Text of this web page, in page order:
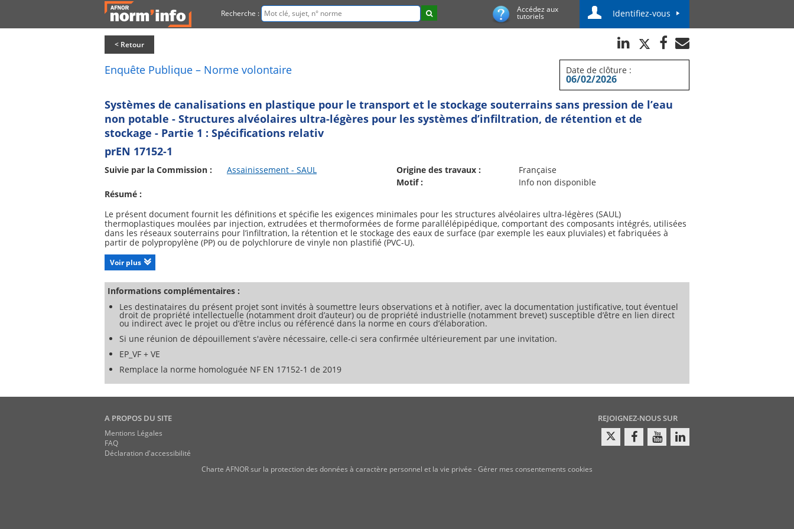
Recherche : Accédez aux
tutoriels Identifiez-vous
< Retour
Enquête Publique – Norme volontaire Date de clôture :
06/02/2026
Systèmes de canalisations en plastique pour le transport et le stockage souterrains sans pression de l’eau
non potable - Structures alvéolaires ultra-légères pour les systèmes d’infiltration, de rétention et de
stockage - Partie 1 : Spécifications relativ
prEN 17152-1
Suivie par la Commission : Assainissement - SAUL Origine des travaux :
Française
Motif :
Info non disponible
Résumé :
Le présent document fournit les définitions et spécifie les exigences minimales pour les structures alvéolaires ultra-légères (SAUL)
thermoplastiques moulées par injection, extrudées et thermoformées de forme parallélépipédique, comportant des composants intégrés, utilisées
dans les réseaux souterrains pour l’infiltration, la rétention et le stockage des eaux de surface (par exemple les eaux pluviales) et fabriquées à
partir de polypropylène (PP) ou de polychlorure de vinyle non plastifié (PVC-U).
Les propriétés du produit sont déterminées par la combinaison des spécifications de la matière, de la conception et du processus de fabrication.
Ces SAUL sont destinées à des utilisations souterraines enterrées, par exemple dans les espaces verts ou les zones de circulation de piétons ou de
véhicules.
Une SAUL peut être assemblée en usine ou sur site à partir de différents composants.
Ces SAUL sont destinées à être utilisées comme éléments dans un système modulaire, pour lequel le fabricant a indiqué dans la documentation
comment les composants sont assemblés pour créer un système d’infiltration, de rétention ou de stockage complet.
NOTE Les composants non porteurs peuvent être fabriqués selon différentes méthodes, par exemple extrusion,moulage par injection, moulage par
Voir plus
Informations complémentaires :
Les destinataires du présent projet sont invités à soumettre leurs observations et à notifier, avec la documentation justificative, tout éventuel
droit de propriété intellectuelle (notamment droit d’auteur) ou de propriété industrielle (notamment brevet) susceptible d’être en lien direct
ou indirect avec le projet ou d’être inclus ou référencé dans la norme en cours d’élaboration.
Si une réunion de dépouillement s'avère nécessaire, celle-ci sera confirmée ultérieurement par une invitation.
EP_VF + VE
Remplace la norme homologuée NF EN 17152-1 de 2019
A PROPOS DU SITE
Mentions Légales
FAQ
Déclaration d'accessibilité
REJOIGNEZ-NOUS SUR
Charte AFNOR sur la protection des données à caractère personnel et la vie privée -Gérer mes consentements cookies